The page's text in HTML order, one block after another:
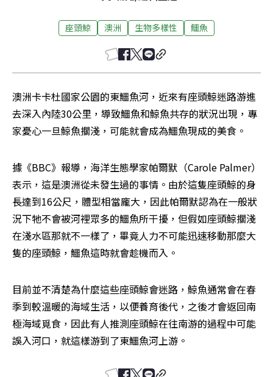
座頭鯨 澳洲 生物多樣性 鱷魚
澳洲卡卡杜國家公園的東鱷魚河，近來有座頭鯨迷路游進
去深入內陸30公里，導致鱷魚和鯨魚共存的狀況出現，專
家憂心一旦鯨魚擱淺，可能就會成為鱷魚現成的美食。
據《BBC》報導，海洋生態學家帕爾默（Carole Palmer）
表示，這是澳洲從未發生過的事情。由於這隻座頭鯨的身
長達到16公尺，體型相當龐大，因此帕爾默認為在一般狀
況下牠不會被河裡眾多的鱷魚所干擾，但假如座頭鯨擱淺
在淺水區那就不一樣了，畢竟人力不可能迅速移動那麼大
隻的座頭鯨，鱷魚這時就會趁機而入。
目前並不清楚為什麼這些座頭鯨會迷路，鯨魚通常會在春
季到較溫暖的海域生活，以便養育後代，之後才會返回南
極海域覓食，因此有人推測座頭鯨在往南游的過程中可能
誤入河口，就這樣游到了東鱷魚河上游。